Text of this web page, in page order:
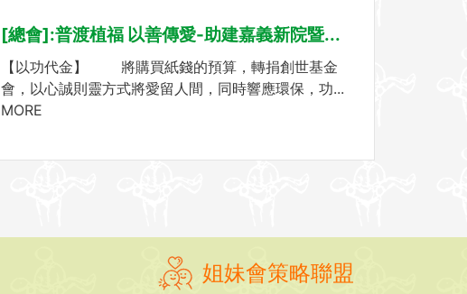
[總會]:普渡植福 以善傳愛-助建嘉義新院暨...
【以功代金】 將購買紙錢的預算，轉捐創世基金
會，以心誠則靈方式將愛留人間，同時響應環保，功...
MORE
姐妹會策略聯盟